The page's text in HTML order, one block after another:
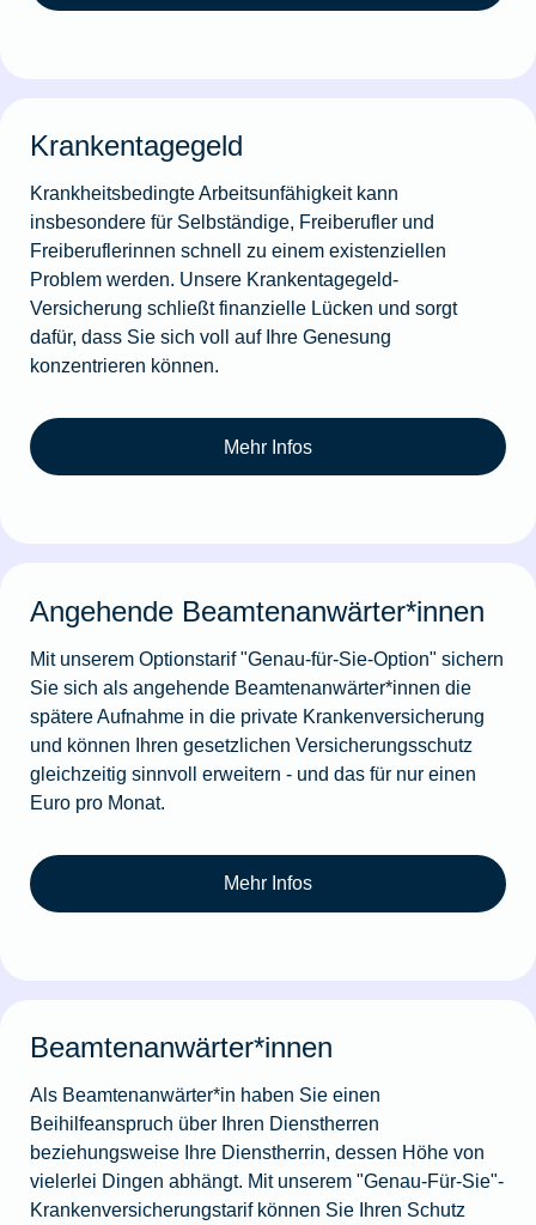
Krankentagegeld
Krankheitsbedingte Arbeitsunfähigkeit kann
insbesondere für Selbständige, Freiberufler und
Freiberuflerinnen schnell zu einem existenziellen
Problem werden. Unsere Krankentagegeld-
Versicherung schließt finanzielle Lücken und sorgt
dafür, dass Sie sich voll auf Ihre Genesung
konzentrieren können.
Mehr Infos
Angehende Beamtenanwärter*innen
Mit unserem Optionstarif "Genau-für-Sie-Option" sichern
Sie sich als angehende Beamtenanwärter*innen die
spätere Aufnahme in die private Krankenversicherung
und können Ihren gesetzlichen Versicherungsschutz
gleichzeitig sinnvoll erweitern - und das für nur einen
Euro pro Monat.
Mehr Infos
Beamtenanwärter*innen
Als Beamtenanwärter*in haben Sie einen
Beihilfeanspruch über Ihren Dienstherren
beziehungsweise Ihre Dienstherrin, dessen Höhe von
vielerlei Dingen abhängt. Mit unserem "Genau-Für-Sie"-
Krankenversicherungstarif können Sie Ihren Schutz